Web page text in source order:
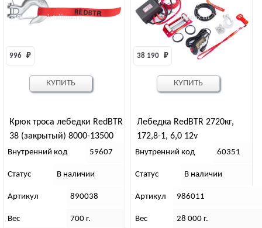
Крюк троса лебедки RedBTR
38 (закрытый) 8000-13500
lbs
996 ₽
Внутренний код 59607
Статус В наличии
Артикул 890038
Вес 700 г.
КУПИТЬ
Лебедка RedBTR 2720кг,
172,8-1, 6,0 12v
38 190 ₽
Внутренний код 60351
Статус В наличии
Артикул 986011
Вес 28 000 г.
КУПИТЬ